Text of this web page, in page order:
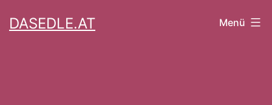
Inhalt
DASEDLE.AT Menü